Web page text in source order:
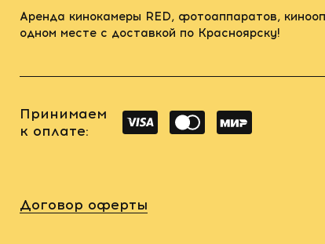
Аренда кинокамеры RED, фотоаппаратов,
одном месте с доставкой по Красноярску!
Принимаем
к оплате:
Договор оферты